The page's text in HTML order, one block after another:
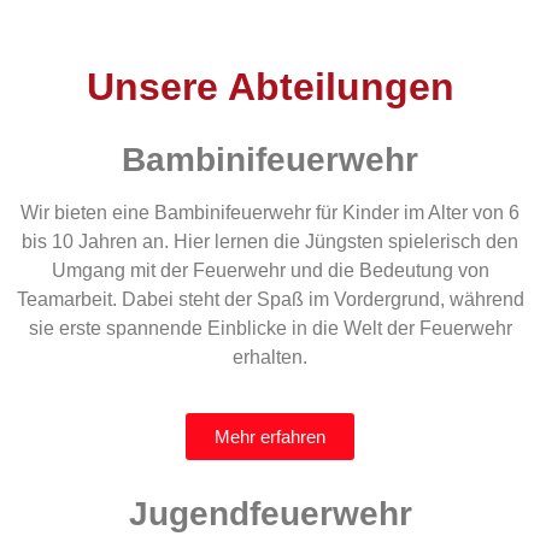
Unsere Abteilungen
Bambinifeuerwehr
Wir bieten eine Bambinifeuerwehr für Kinder im Alter von 6
bis 10 Jahren an. Hier lernen die Jüngsten spielerisch den
Umgang mit der Feuerwehr und die Bedeutung von
Teamarbeit. Dabei steht der Spaß im Vordergrund, während
sie erste spannende Einblicke in die Welt der Feuerwehr
erhalten.
Mehr erfahren
Jugendfeuerwehr